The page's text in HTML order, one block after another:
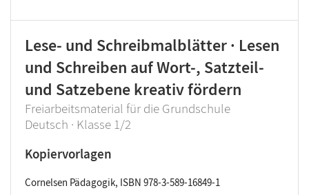
Lese- und Schreibmalblätter · Lesen
und Schreiben auf Wort-, Satzteil-
und Satzebene kreativ fördern
Freiarbeitsmaterial für die Grundschule
Deutsch · Klasse 1/2
Kopiervorlagen
Cornelsen Pädagogik, ISBN 978-3-589-16849-1